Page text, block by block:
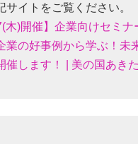
サイトをご覧ください。
木)開催】企業向けセミ
業の好事例から学ぶ！未
催します！ | 美の国あき